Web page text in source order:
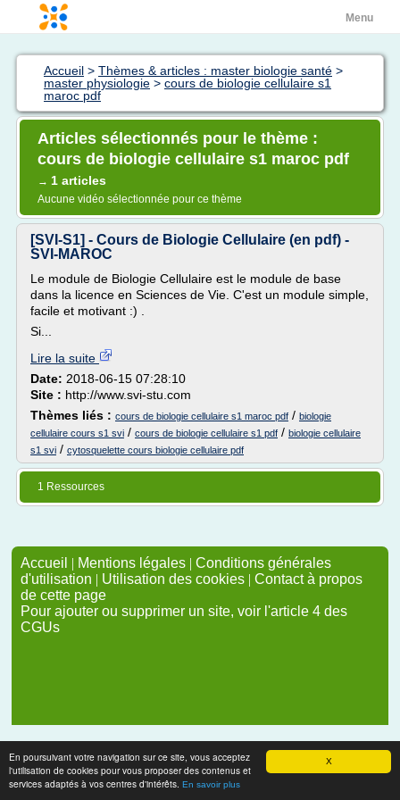
X
En poursuivant votre navigation sur ce site, vous acceptez
l'utilisation de cookies pour vous proposer des contenus et
services adaptés à vos centres d'intérêts. En savoir plus
Menu
Accueil > Thèmes & articles : master biologie santé >
master physiologie > cours de biologie cellulaire s1
maroc pdf
Articles sélectionnés pour le thème :
cours de biologie cellulaire s1 maroc pdf
→ 1 articles
Aucune vidéo sélectionnée pour ce thème
[SVI-S1] - Cours de Biologie Cellulaire (en pdf) -
SVI-MAROC
Le module de Biologie Cellulaire est le module de base
dans la licence en Sciences de Vie. C'est un module simple,
facile et motivant :) .
Si...
Lire la suite
Date: 2018-06-15 07:28:10
Site : http://www.svi-stu.com
Thèmes liés : cours de biologie cellulaire s1 maroc pdf / biologie
cellulaire cours s1 svi / cours de biologie cellulaire s1 pdf / biologie cellulaire
s1 svi / cytosquelette cours biologie cellulaire pdf
1 Ressources
Accueil | Mentions légales | Conditions générales
d'utilisation | Utilisation des cookies | Contact à propos
de cette page
Pour ajouter ou supprimer un site, voir l'article 4 des
CGUs